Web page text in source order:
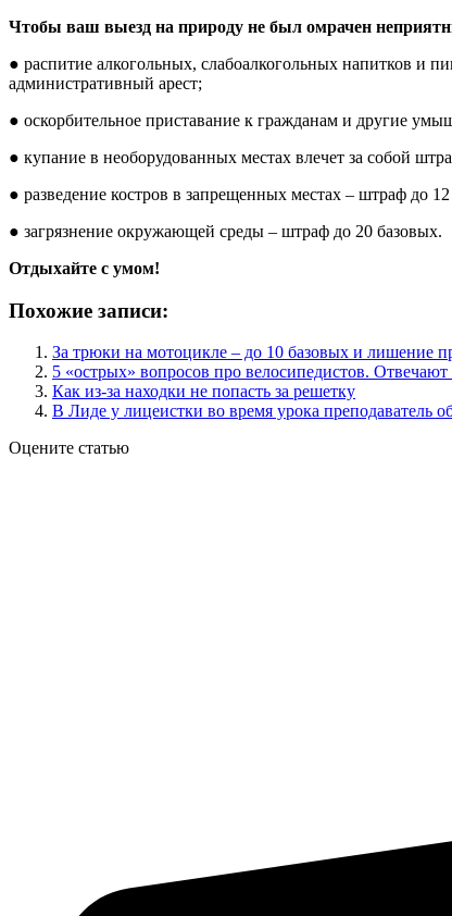
Чтобы ваш выезд на природу не был омрачен
● распитие алкогольных, слабоалкогольных напитков и
административный арест;
● оскорбительное приставание к гражданам и другие
● купание в необорудованных местах влечет за собой
● разведение костров в запрещенных местах – штраф до
● загрязнение окружающей среды – штраф до 20 базовых.
Отдыхайте с умом!
Похожие записи:
За трюки на мотоцикле – до 10 базовых и лишение
5 «острых» вопросов про велосипедистов.
Как из-за находки не попасть за решетку
В Лиде у лицеистки во время урока преподаватель
Оцените статью